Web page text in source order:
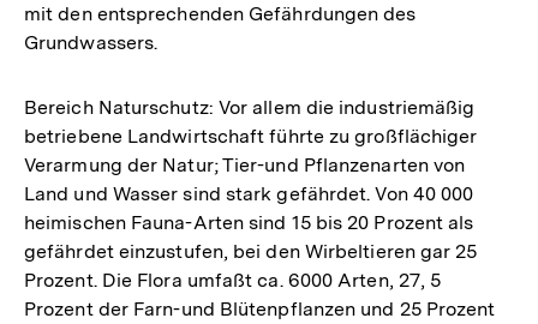
mit den entsprechenden Gefährdungen des
Grundwassers.
Bereich Naturschutz: Vor allem die industriemäßig
betriebene Landwirtschaft führte zu großflächiger
Verarmung der Natur; Tier-und Pflanzenarten von
Land und Wasser sind stark gefährdet. Von 40 000
heimischen Fauna-Arten sind 15 bis 20 Prozent als
gefährdet einzustufen, bei den Wirbeltieren gar 25
Prozent. Die Flora umfaßt ca. 6000 Arten, 27, 5
Prozent der Farn-und Blütenpflanzen und 25 Prozent